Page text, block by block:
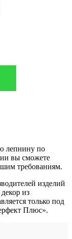
лепнину по
вы сможете
требованиям.
изделий
из
только под
Плюс».